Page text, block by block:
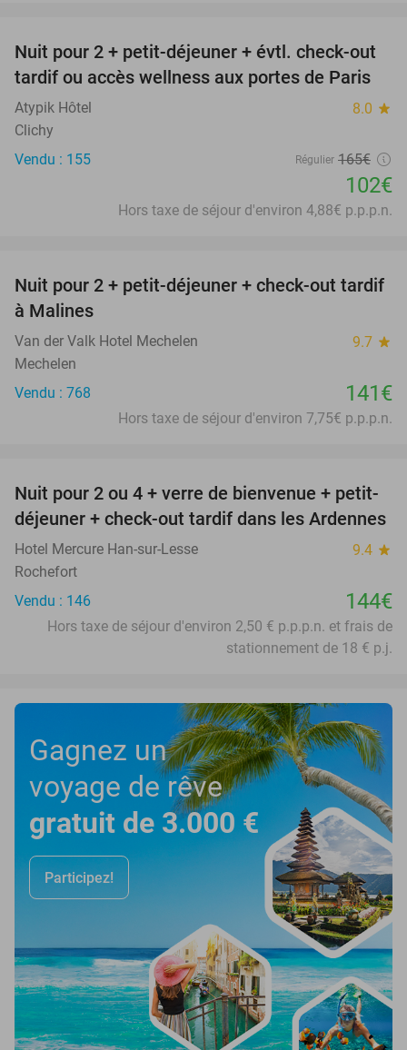
38%
Nuit pour 2 + petit-déjeuner + évtl. check-out
tardif ou accès wellness aux portes de Paris
Atypik Hôtel 8.0 star
Clichy
Vendu : 155
Régulier 165€
102€
Hors taxe de séjour d'environ 4,88€ p.p.p.n.
Nuit pour 2 + petit-déjeuner + check-out tardif
à Malines
Van der Valk Hotel Mechelen 9.7 star
Mechelen
Vendu : 768
141€
Hors taxe de séjour d'environ 7,75€ p.p.p.n.
Nuit pour 2 ou 4 + verre de bienvenue + petit-
déjeuner + check-out tardif dans les Ardennes
Hotel Mercure Han-sur-Lesse 9.4 star
Rochefort
Vendu : 146
144€
Hors taxe de séjour d'environ 2,50 € p.p.p.n. et frais de
stationnement de 18 € p.j.
Gagnez un
voyage de rêve
gratuit de 3.000 €
Participez!